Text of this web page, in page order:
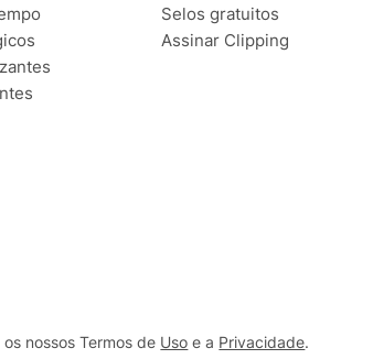
Selos gratuitos
Assinar Clipping
nossos Termos de Uso e a Privacidade.